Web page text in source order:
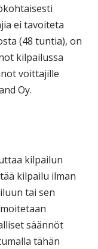
ei tavoiteta
(48 tuntia), on
kilpailussa
voittajille
Oy.
kilpailun
kilpailu ilman
tai sen
säännöt
tähän